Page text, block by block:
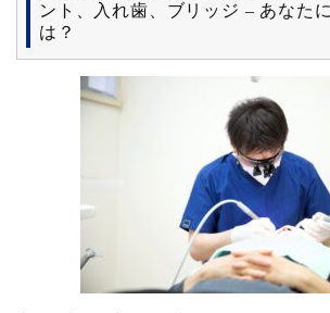
ント、入れ歯、ブリッジ – あなた
は？